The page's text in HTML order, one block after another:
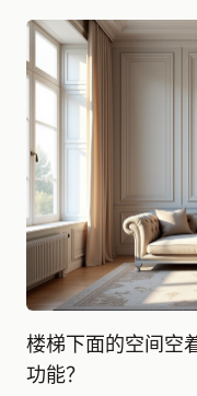
楼梯下面的空间空
功能？